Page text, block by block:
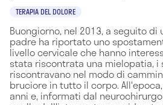
TERAPIA DEL DOLORE
Buongiorno, nel 2013, a seguito
padre ha riportato uno
livello cervicale che hanno
stata riscontrata una mielopatia, i
riscontravano nel modo di
bruciore in tutto il corpo.
anni e, informati dal